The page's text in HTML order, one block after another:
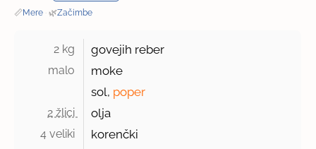
📏Mere · 🌿Začimbe
2 kg govejih reber
malo
moke
sol, poper
2 žlici olja
4 veliki korenčki